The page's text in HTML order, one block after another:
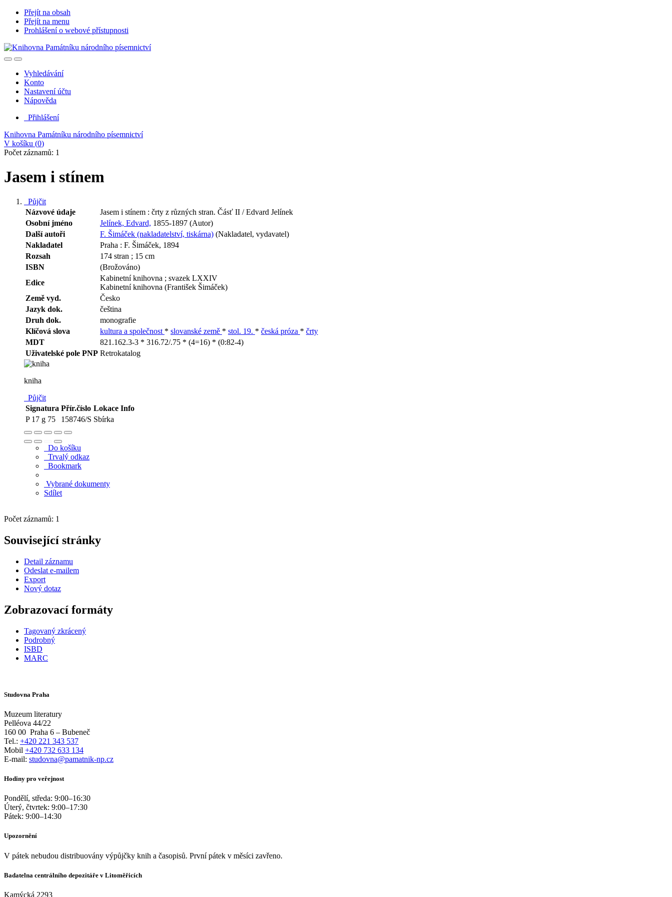
Přejít na obsah
Přejít na menu
Prohlášení o webové přístupnosti
Vyhledávání
Konto
Nastavení účtu
Nápověda
Přihlášení
Knihovna Památníku národního písemnictví
V košíku (0)
Počet záznamů: 1
Jasem i stínem
Půjčit
Názvové údaje
Jasem i stínem : črty z různých stran. Čásť II / Edvard Jelínek
Osobní jméno
Jelínek, Edvard, 1855-1897 (Autor)
Další autoři
F. Šimáček (nakladatelství, tiskárna) (Nakladatel, vydavatel)
Nakladatel
Praha : F. Šimáček, 1894
Rozsah
174 stran ; 15 cm
ISBN
(Brožováno)
Edice
Kabinetní knihovna ; svazek LXXIV
Kabinetní knihovna (František Šimáček)
Země vyd.
Česko
Jazyk dok.
čeština
Druh dok.
monografie
Klíčová slova
kultura a společnost * slovanské země * stol. 19. * česká próza * črty
MDT
821.162.3-3 * 316.72/.75 * (4=16) * (0:82-4)
Uživatelské pole PNP Retrokatalog
kniha
Půjčit
Signatura Přír.číslo Lokace Info
P 17 g 75
158746/S Sbírka
Do košíku
Trvalý odkaz
Bookmark
Vybrané dokumenty
Sdílet
Počet záznamů: 1
Související stránky
Detail záznamu
Odeslat e-mailem
Export
Nový dotaz
Zobrazovací formáty
Tagovaný zkrácený
Podrobný
ISBD
MARC
Studovna Praha
Muzeum literatury
Pelléova 44/22
160 00 Praha 6 – Bubeneč
Tel.: +420 221 343 537
Mobil +420 732 633 134
E-mail: studovna@pamatnik-np.cz
Hodiny pro veřejnost
Pondělí, středa: 9:00–16:30
Úterý, čtvrtek: 9:00–17:30
Pátek: 9:00–14:30
Upozornění
V pátek nebudou distribuovány výpůjčky knih a časopisů. První pátek v měsíci zavřeno.
Badatelna centrálního depozitáře v Litoměřicích
Kamýcká 2293